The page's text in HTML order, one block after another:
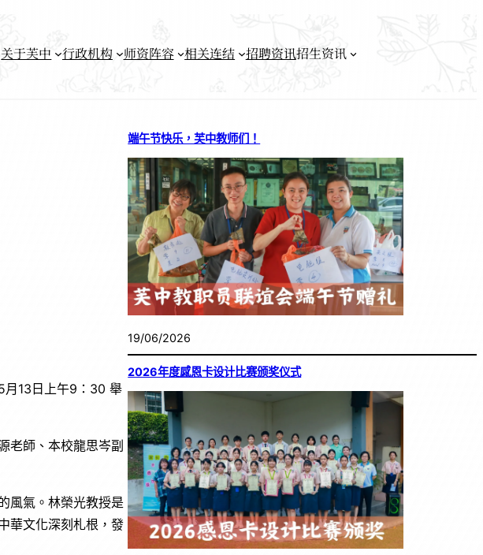
关于芙中 行政机构 师资阵容 相关连结 招聘资讯招生资讯
月13日上午9：30 舉
老師、本校龍思岑副
風氣。林榮光教授是
華文化深刻札根，發
端午节快乐，芙中教师们！
19/06/2026
2026年度感恩卡设计比赛颁奖仪式